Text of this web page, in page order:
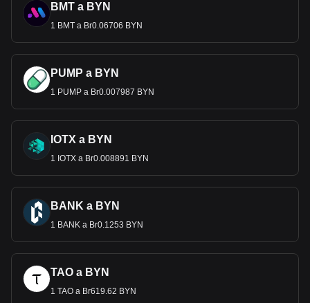
BMT a BYN
1 BMT a Br0.06706 BYN
PUMP a BYN
1 PUMP a Br0.007987 BYN
IOTX a BYN
1 IOTX a Br0.008891 BYN
BANK a BYN
1 BANK a Br0.1253 BYN
TAO a BYN
1 TAO a Br619.62 BYN